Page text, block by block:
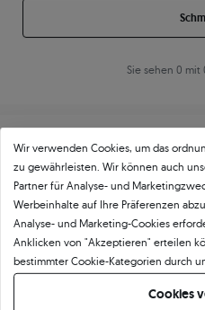
Sie sehen 0 mit
Über11 4845★-
GEPRÜFTE
Wir verwenden Cookies, um das
zu gewährleisten. Wir können auch
Partner für Analyse- und
Werbeinhalte auf Ihre Präferenzen
Analyse- und Marketing-Cookies
Anklicken von "Akzeptieren" erteilen
bestimmter Cookie-Kategorien durch
möchten, klicken Sie auf "Lassen Sie
Präferenzen. Sie können IhreCookies